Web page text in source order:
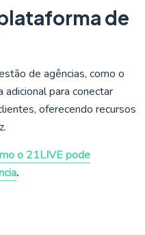
de
de agências, como o
para conectar
oferecendo recursos
o 21LIVE pode
.